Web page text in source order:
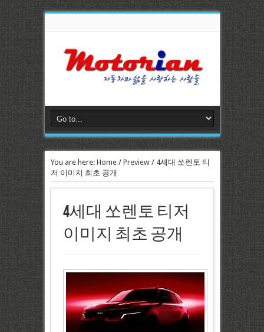
You are here: Home/ Preview/ 4세대 쏘렌토 티
저 이미지 최초 공개
4세대 쏘렌토 티저
이미지 최초 공개